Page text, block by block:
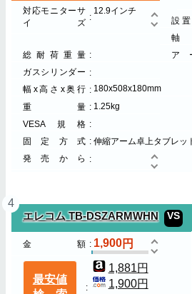
対応モニターサ
イズ
12.9インチ
設
総耐荷重量
ア
ガスシリンダー
幅x高さx奥行
180x508x180mm
重量
1.25kg
VESA規格
固定方式
伸縮アーム卓上タブレッ
発売から
4
エレコム TB-DSZARMWHN VS
金額 1,900
最安値
1,881円
1,900円